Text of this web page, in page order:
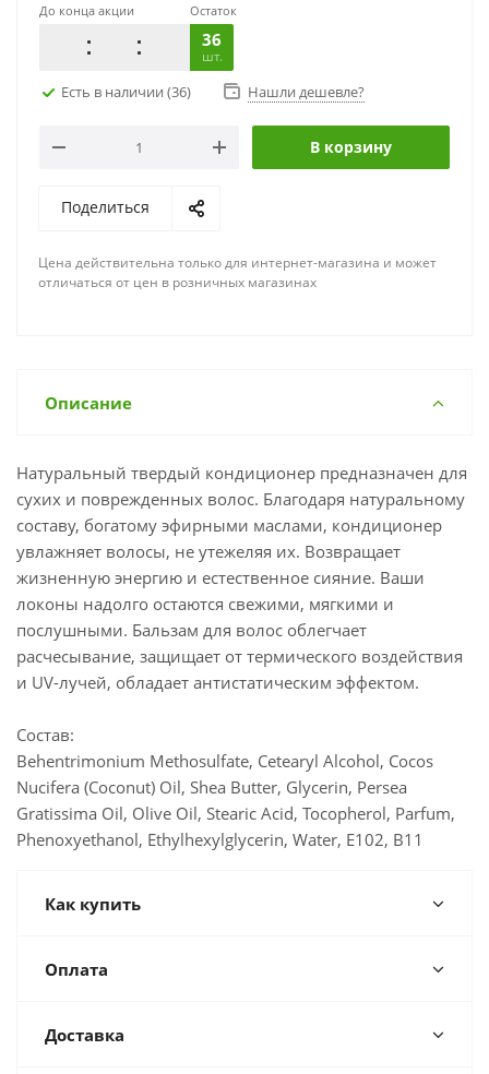
До конца акции Остаток
36
шт.
Есть в наличии (36) Нашли дешевле?
В корзину
Поделиться
Цена действительна только для интернет-магазина и может
отличаться от цен в розничных магазинах
Описание
Натуральный твердый кондиционер предназначен для
сухих и поврежденных волос. Благодаря натуральному
составу, богатому эфирными маслами, кондиционер
увлажняет волосы, не утежеляя их. Возвращает
жизненную энергию и естественное сияние. Ваши
локоны надолго остаются свежими, мягкими и
послушными. Бальзам для волос облегчает
расчесывание, защищает от термического воздействия
и UV-лучей, обладает антистатическим эффектом.
Состав:
Behentrimonium Methosulfate, Cetearyl Alcohol, Cocos
Nucifera (Coconut) Oil, Shea Butter, Glycerin, Persea
Gratissima Oil, Olive Oil, Stearic Acid, Tocopherol, Parfum,
Phenoxyethanol, Ethylhexylglycerin, Water, E102, B11
Как купить
Оплата
Доставка